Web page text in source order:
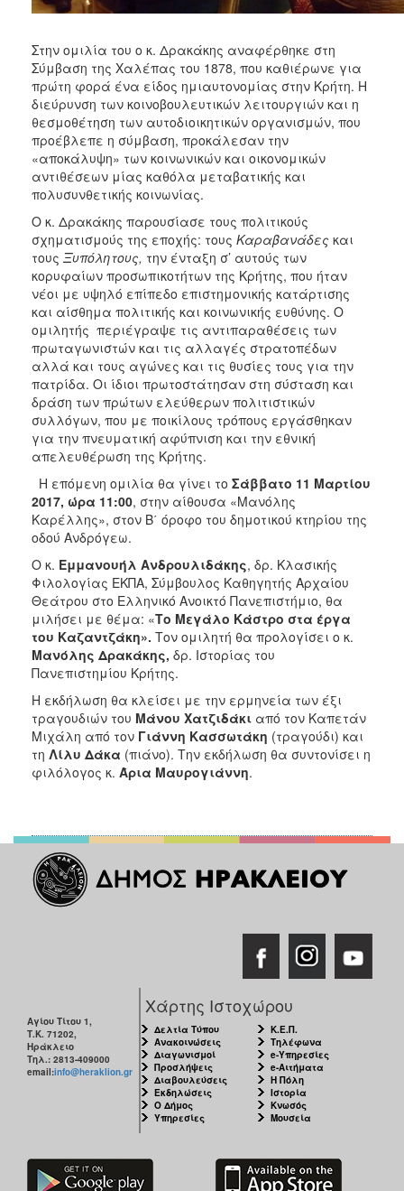
Στην ομιλία του ο κ. Δρακάκης αναφέρθηκε στη
Σύμβαση της Χαλέπας του 1878, που καθιέρωνε για
πρώτη φορά ένα είδος ημιαυτονομίας στην Κρήτη. Η
διεύρυνση των κοινοβουλευτικών λειτουργιών και η
θεσμοθέτηση των αυτοδιοικητικών οργανισμών, που
προέβλεπε η σύμβαση, προκάλεσαν την
«αποκάλυψη» των κοινωνικών και οικονομικών
αντιθέσεων μίας καθόλα μεταβατικής και
πολυσυνθετικής κοινωνίας.
Ο κ. Δρακάκης παρουσίασε τους πολιτικούς
σχηματισμούς της εποχής: τους Καραβανάδες και
τους Ξυπόλητους, την ένταξη σ’ αυτούς των
κορυφαίων προσωπικοτήτων της Κρήτης, που ήταν
νέοι με υψηλό επίπεδο επιστημονικής κατάρτισης
και αίσθημα πολιτικής και κοινωνικής ευθύνης. Ο
ομιλητής περιέγραψε τις αντιπαραθέσεις των
πρωταγωνιστών και τις αλλαγές στρατοπέδων
αλλά και τους αγώνες και τις θυσίες τους για την
πατρίδα. Οι ίδιοι πρωτοστάτησαν στη σύσταση και
δράση των πρώτων ελεύθερων πολιτιστικών
συλλόγων, που με ποικίλους τρόπους εργάσθηκαν
για την πνευματική αφύπνιση και την εθνική
απελευθέρωση της Κρήτης.
Η επόμενη ομιλία θα γίνει το Σάββατο 11 Μαρτίου
2017, ώρα 11:00, στην αίθουσα «Μανόλης
Καρέλλης», στον Β΄ όροφο του δημοτικού κτηρίου της
οδού Ανδρόγεω.
Ο κ. Εμμανουήλ Ανδρουλιδάκης, δρ. Κλασικής
Φιλολογίας ΕΚΠΑ, Σύμβουλος Καθηγητής Αρχαίου
Θεάτρου στο Ελληνικό Ανοικτό Πανεπιστήμιο, θα
μιλήσει με θέμα: «Το Μεγάλο Κάστρο στα έργα
του Καζαντζάκη». Τον ομιλητή θα προλογίσει ο κ.
Μανόλης Δρακάκης, δρ. Ιστορίας του
Πανεπιστημίου Κρήτης.
Η εκδήλωση θα κλείσει με την ερμηνεία των έξι
τραγουδιών του Μάνου Χατζιδάκι από τον Καπετάν
Μιχάλη από τον Γιάννη Κασσωτάκη (τραγούδι) και
τη Λίλυ Δάκα (πιάνο). Την εκδήλωση θα συντονίσει η
φιλόλογος κ. Άρια Μαυρογιάννη.
Αγίου Τίτου 1,
Τ.Κ. 71202,
Ηράκλειο
Τηλ.: 2813-409000
email:info@heraklion.gr
Χάρτης Ιστοχώρου
Δελτία Τύπου
Ανακοινώσεις
Διαγωνισμοί
Προσλήψεις
Διαβουλεύσεις
Εκδηλώσεις
Ο Δήμος
Υπηρεσίες
Κ.Ε.Π.
Τηλέφωνα
e-Υπηρεσίες
e-Αιτήματα
Η Πόλη
Ιστορία
Κνωσός
Μουσεία